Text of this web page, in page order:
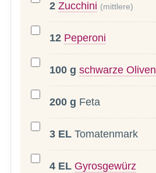
2 Zucchini (mittlere)
12 Peperoni
100 g schwarze Oliven
200 g Feta
3 EL Tomatenmark
4 EL Gyrosgewürz